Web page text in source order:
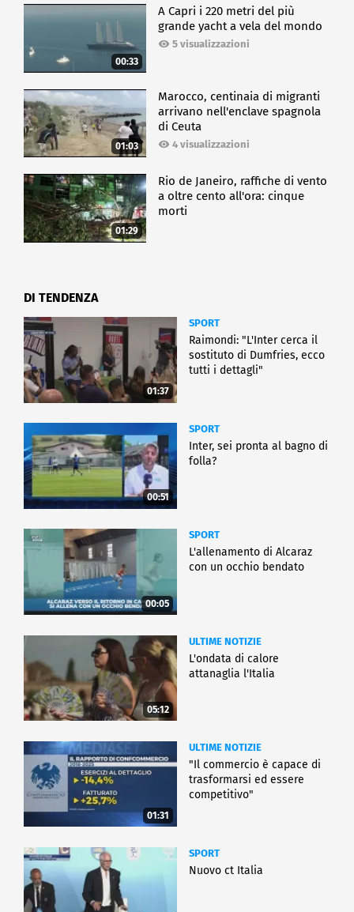
00:33
A Capri i 220 metri del più
grande yacht a vela del mondo
5 visualizzazioni
01:03
Marocco, centinaia di migranti
arrivano nell'enclave spagnola
di Ceuta
4 visualizzazioni
01:29
Rio de Janeiro, raffiche di vento
a oltre cento all'ora: cinque
morti
DI TENDENZA
01:37
SPORT
Raimondi: "L'Inter cerca il
sostituto di Dumfries, ecco
tutti i dettagli"
00:51
SPORT
Inter, sei pronta al bagno di
folla?
00:05
SPORT
L'allenamento di Alcaraz
con un occhio bendato
05:12
ULTIME NOTIZIE
L'ondata di calore
attanaglia l'Italia
01:31
ULTIME NOTIZIE
"Il commercio è capace di
trasformarsi ed essere
competitivo"
SPORT
Nuovo ct Italia